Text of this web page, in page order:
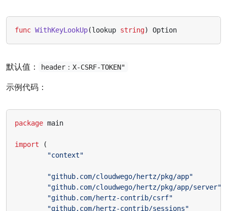
func WithKeyLookUp(lookup string) Option
默认值： header：X-CSRF-TOKEN"
示例代码：
package main
import
(
"context"
"github.com/cloudwego/hertz/pkg/app"
"github.com/cloudwego/hertz/pkg/app/server"
"github.com/hertz-contrib/csrf"
"github.com/hertz-contrib/sessions"